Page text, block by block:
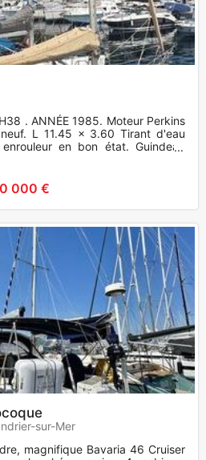
. ANNÉE 1985. Moteur Perkins
L 11.45 x 3.60 Tirant d'eau
en bon état. Guindeau
000 €
sur-Mer
magnifique Bavaria 46 Cruiser